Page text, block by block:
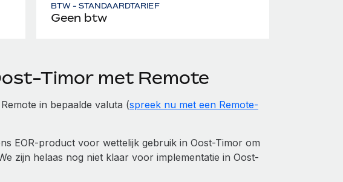
BTW - STANDAARDTARIEF
Geen btw
Timor met Remote
in bepaalde valuta (spreek nu met een Remote-
EOR-product voor wettelijk gebruik in Oost-Timor om
zijn helaas nog niet klaar voor implementatie in Oost-